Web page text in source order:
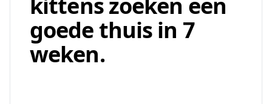
goede thuis in 7
weken.